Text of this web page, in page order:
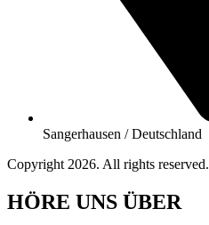
Sangerhausen / Deutschland
Copyright 2026. All rights reserved.
HÖRE UNS ÜBER